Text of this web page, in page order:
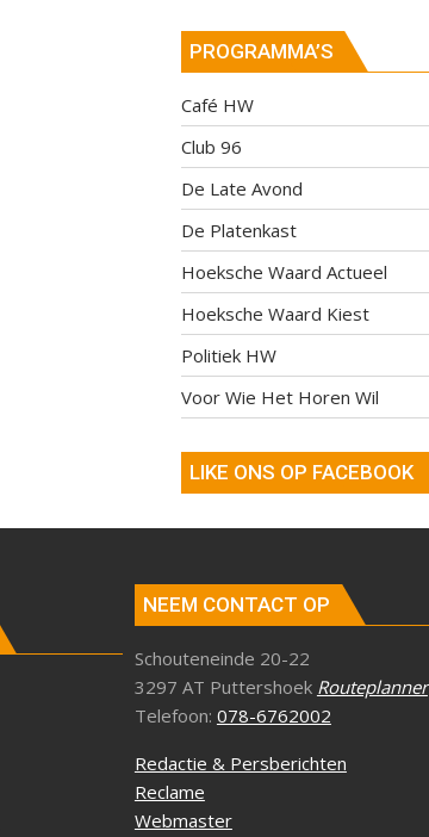
PROGRAMMA’S
Café HW
Club 96
De Late Avond
De Platenkast
Hoeksche Waard Actueel
Hoeksche Waard Kiest
Politiek HW
Voor Wie Het Horen Wil
LIKE ONS OP FACEBOOK
NEEM CONTACT OP
Schouteneinde 20-22
3297 AT Puttershoek Routeplanner
Telefoon: 078-6762002
Redactie & Persberichten
Reclame
Webmaster